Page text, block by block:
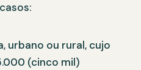
urbano ou rural, cujo
(cinco mil)